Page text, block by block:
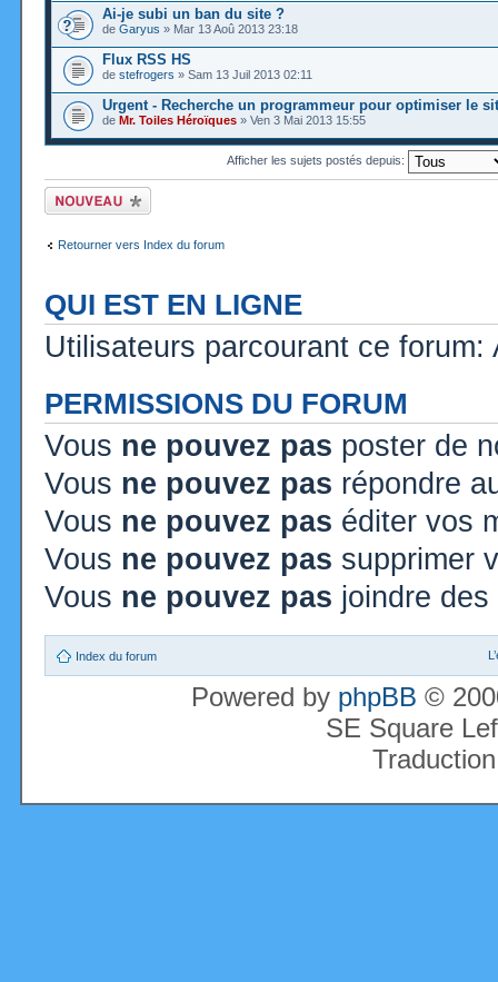
Ai-je subi un ban du site ?
de Garyus » Mar 13 Aoû 2013 23:18
Flux RSS HS
de stefrogers » Sam 13 Juil 2013 02:11
Urgent - Recherche un programmeur pour optimiser le
de Mr. Toiles Héroïques » Ven 3 Mai 2013 15:55
Afficher les sujets postés depuis:
Ecrire un nouveau
sujet
Retourner vers Index du forum
QUI EST EN LIGNE
Utilisateurs parcourant ce
PERMISSIONS DU FORUM
Vous ne pouvez pas poster de
Vous ne pouvez pas répondre
Vous ne pouvez pas éditer vos
Vous ne pouvez pas supprimer
Vous ne pouvez pas joindre
Index du forum
Powered by phpBB ©
SE Square